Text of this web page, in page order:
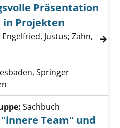
von Wirkungsvolle
Präsentation
in Projekten
Engelfried, Justus; Zahn,
Springer
Sachbuch
"innere Team" und